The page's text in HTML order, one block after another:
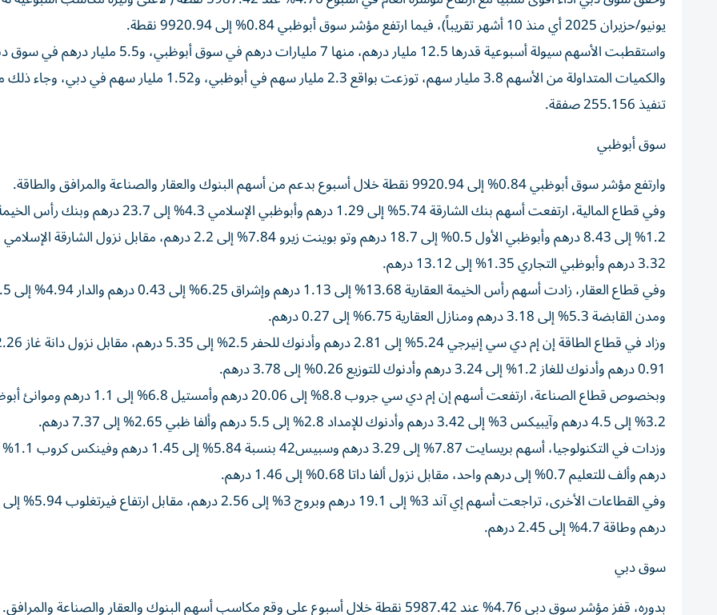
يونيو/حزيران 2025 أي منذ 10 أشهر تقريباً)، فيما ارتفع مؤشر سوق أبوظبي 0.84% إلى 9920.94 نقطة.
واستقطبت الأسهم سيولة أسبوعية قدرها 12.5 مليار درهم، منها 7 مليارات درهم في سوق أبوظبي، و5.5
والكميات المتداولة من الأسهم 3.8 مليار سهم، توزعت بواقع 2.3 مليار سهم في أبوظبي، و1.52 مليار
تنفيذ 255.156 صفقة.
سوق أبوظبي
وارتفع مؤشر سوق أبوظبي 0.84% إلى 9920.94 نقطة خلال أسبوع بدعم من أسهم البنوك والعقار والصناعة والمرافق والطاقة.
وفي قطاع المالية، ارتفعت أسهم بنك الشارقة 5.74% إلى 1.29 درهم وأبوظبي الإسلامي
3.32 درهم وأبوظبي التجاري 1.35% إلى 13.12 درهم.
ومدن القابضة 5.3% إلى 3.18 درهم ومنازل العقارية 6.75% إلى 0.27 درهم.
0.91 درهم وأدنوك للغاز 1.2% إلى 3.24 درهم وأدنوك للتوزيع 0.26% إلى 3.78 درهم.
وبخصوص قطاع الصناعة، ارتفعت أسهم إن إم دي سي جروب 8.8% إلى 20.06 درهم وأمستيل 6.8%
3.2% إلى 4.5 درهم وآيبيكس 3% إلى 3.42 درهم وأدنوك للإمداد 2.8% إلى 5.5 درهم وألفا ظبي 2.65% إلى 7.37 درهم.
درهم وألف للتعليم 0.7% إلى درهم واحد، مقابل نزول ألفا داتا 0.68% إلى 1.46 درهم.
درهم وطاقة 4.7% إلى 2.45 درهم.
سوق دبي
بدوره، قفز مؤشر سوق دبي 4.76% عند 5987.42 نقطة خلال أسبوع على وقع مكاسب أسهم البنوك والعقار والصناعة والمرافق.